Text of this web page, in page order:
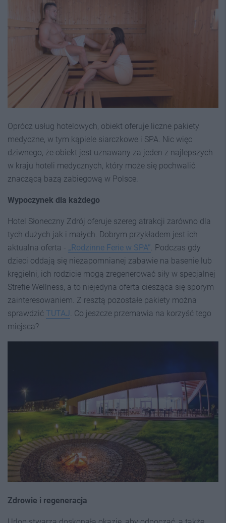
Oprócz usług hotelowych, obiekt oferuje liczne pakiety
medyczne, w tym kąpiele siarczkowe i SPA. Nic więc
dziwnego, że obiekt jest uznawany za jeden z najlepszych
w kraju hoteli medycznych, który może się pochwalić
znaczącą bazą zabiegową w Polsce.
Wypoczynek dla każdego
Hotel Słoneczny Zdrój oferuje szereg atrakcji zarówno dla
tych dużych jak i małych. Dobrym przykładem jest ich
aktualna oferta - „Rodzinne Ferie w SPA” . Podczas gdy
dzieci oddają się niezapomnianej zabawie na basenie lub
kręgielni, ich rodzicie mogą zregenerować siły w specjalnej
Strefie Wellness, a to niejedyna oferta ciesząca się sporym
zainteresowaniem. Z resztą pozostałe pakiety można
sprawdzić TUTAJ . Co jeszcze przemawia na korzyść tego
miejsca?
Zdrowie i regeneracja